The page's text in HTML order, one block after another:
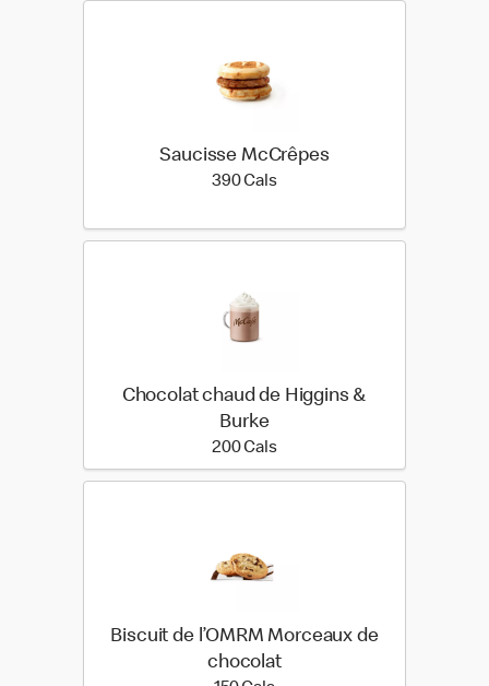
Saucisse McCrêpes
390 Cals390 calories
Chocolat chaud de Higgins &
Burke
200 Cals200 calories
Biscuit de l’OMRM Morceaux de
chocolat